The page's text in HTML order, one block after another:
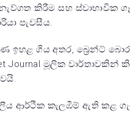
කිරීම සහ ස්වාභාවික
පැවසීය.
ඉහළ ගිය අතර, බ්‍රෙන්ට්
Journal මූලික
ආර්ථික කැලඹීම් ඇති කළ